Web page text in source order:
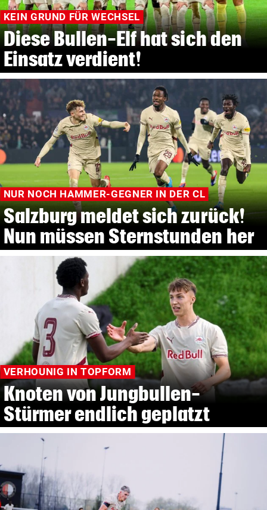
KEIN GRUND FÜR WECHSEL
Diese Bullen-Elf hat sich den
Einsatz verdient!
NUR NOCH HAMMER-GEGNER IN DER CL
Salzburg meldet sich zurück!
Nun müssen Sternstunden her
VERHOUNIG IN TOPFORM
Knoten von Jungbullen-
Stürmer endlich geplatzt